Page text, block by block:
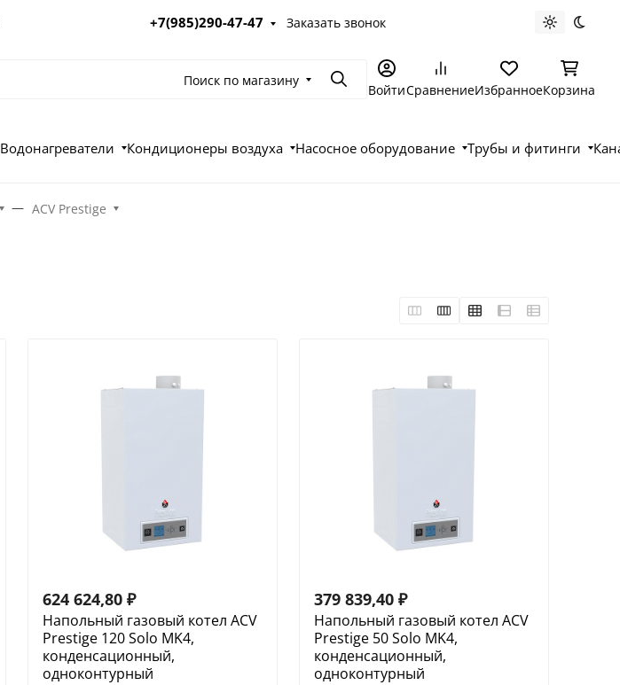
+7(985)290-47-47 Заказать звонок Светлая
Поиск по магазину ПоискВойтиСравнениеИзбранноеКорзина
Водонагреватели Кондиционеры воздуха Насосное оборудование Трубы и фитинги
ACV Prestige
624 624,80 ₽
Напольный газовый котел ACV
Prestige 120 Solo MK4,
конденсационный,
одноконтурный
379 839,40 ₽
Напольный газовый котел ACV
Prestige 50 Solo MK4,
конденсационный,
одноконтурный